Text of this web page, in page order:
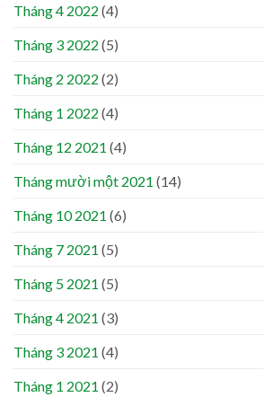
Tháng 4 2022 (4)
Tháng 3 2022 (5)
Tháng 2 2022 (2)
Tháng 1 2022 (4)
Tháng 12 2021 (4)
Tháng mười một 2021 (14)
Tháng 10 2021 (6)
Tháng 7 2021 (5)
Tháng 5 2021 (5)
Tháng 4 2021 (3)
Tháng 3 2021 (4)
Tháng 1 2021 (2)